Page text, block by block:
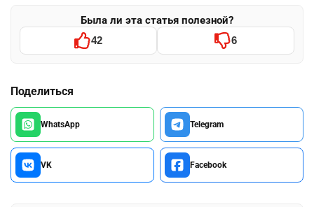
Была ли эта статья полезной?
42 6
Поделиться
WhatsApp Telegram
VK Facebook